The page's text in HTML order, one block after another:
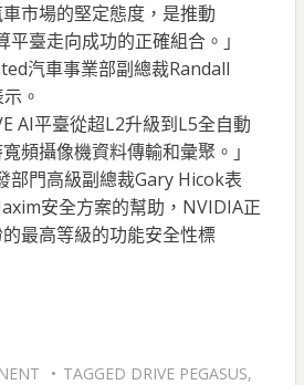
市場的堅定態度，是推動
臺走向成功的正確組合。」
汽車事業部副總裁Randall
。
AI平臺從超L2升級到L5全自動
頻攝像機資料傳輸和彙聚。」
部門高級副總裁Gary Hicok表
安全方案的幫助，NVIDIA正
最高等級的功能安全性標
TAGGED DRIVE PEGASUS,